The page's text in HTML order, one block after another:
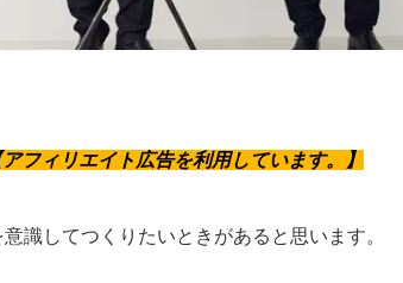
アフィリエイト広告を利用しています。 】
識してつくりたいときがあると思います。